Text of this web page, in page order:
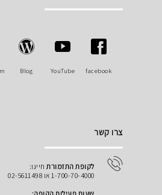
YouTube
Blog
Instagram
לקופת התזמורתחייגו:
1-700-70-4000 או 02-5611498